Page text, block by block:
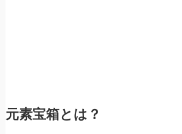
元素宝箱とは？